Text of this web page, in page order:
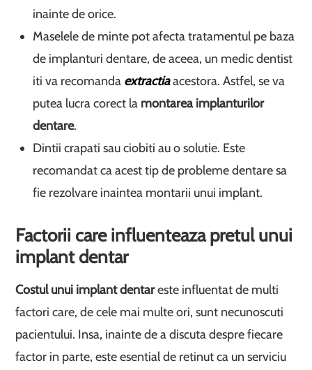
inainte de orice.
Maselele de minte pot afecta tratamentul pe baza
de implanturi dentare, de aceea, un medic dentist
iti va recomanda extractiaacestora. Astfel, se va
putea lucra corect la montarea implanturilor
dentare.
Dintii crapati sau ciobiti au o solutie. Este
recomandat ca acest tip de probleme dentare sa
fie rezolvare inaintea montarii unui implant.
Factorii care influenteaza pretul unui
implant dentar
Costul unui implant dentareste influentat de multi
factori care, de cele mai multe ori, sunt necunoscuti
pacientului. Insa, inainte de a discuta despre fiecare
factor in parte, este esential de retinut ca un serviciu